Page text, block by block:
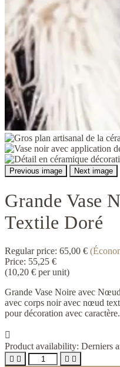
Previous image Next image
Grande Vase
Textile Doré
Regular price: 65,00 €
Price: 55,25 €
(10,20 € per unit)
Grande Vase Noire avec
avec corps noir avec nœud
pour décoration avec caractère.

Product availability: Derniers
   